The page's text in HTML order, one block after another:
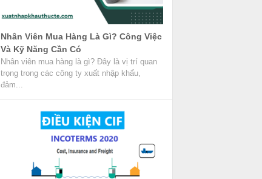
Nhân Viên Mua Hàng Là Gì? Công Việc
Và Kỹ Năng Cần Có
Nhân viên mua hàng là gì? Đây là vị trí quan
trọng trong các công ty xuất nhập khẩu,
đảm...